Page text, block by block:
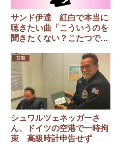
サンド伊達 紅白で本当に
聴きたい曲「こういうのを
聞きたくない？こたつでみ
芸能
シュワルツェネッガーさ
ん、ドイツの空港で一時拘
束 高級時計申告せず